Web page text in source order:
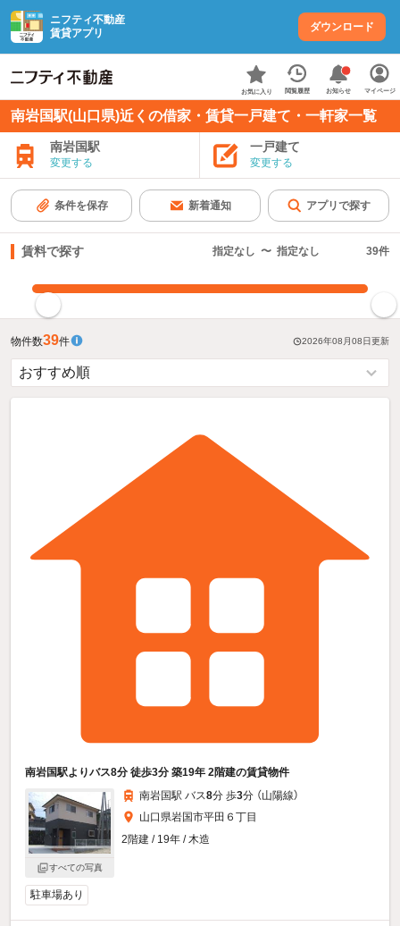
ニフティ不動産
賃貸アプリ
ダウンロード
お気に入り 閲覧履歴 お知らせ マイページ
南岩国駅(山口県)近くの借家・賃貸一戸建て・一軒家一覧
南岩国駅
変更する
一戸建て
変更する
条件を保存 新着通知 アプリで探す
賃料で探す 指定なし 〜 指定なし 39件
物件数39件 2026年08月08日更新
南岩国駅よりバス8分 徒歩3分 築19年 2階建の賃貸物件
すべての写真
南岩国駅 バス8分 歩3分 （山陽線）
山口県岩国市平田６丁目
2階建 / 19年 / 木造
駐車場あり